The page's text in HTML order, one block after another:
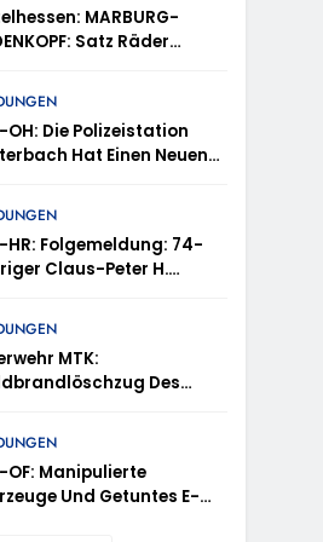
Gleich Mehrere
Seitzenhahn –
Den Fahrraddieb
MARBURG-
Satz Räder
OH: Die Polizeistation
Hat Einen Neuen
Höfer
HR: Folgemeldung: 74-
Claus-Peter H.
Eines Fotos
MTK:
Des
Bei Waldbrand Im
Taunus-Kreis –
45 Einsatzkräfte
In Schwierigem
OF: Manipulierte
Und Getuntes E-